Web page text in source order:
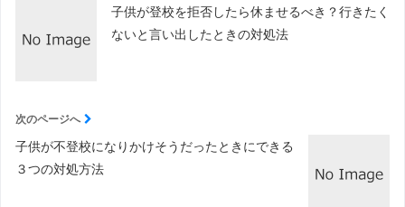
子供が登校を拒否したら休ませるべき？行きたく
ないと言い出したときの対処法
次のページへ
子供が不登校になりかけそうだったときにできる
３つの対処方法